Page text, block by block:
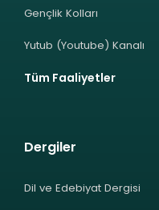
Gençlik Kolları
Yutub (Youtube) Kanalı
Tüm Faaliyetler
Dergiler
Dil ve Edebiyat Dergisi